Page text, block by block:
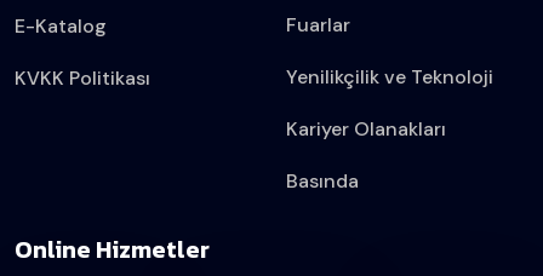
E-Katalog
KVKK Politikası
Fuarlar
Yenilikçilik ve Teknoloji
Kariyer Olanakları
Basında
Online Hizmetler